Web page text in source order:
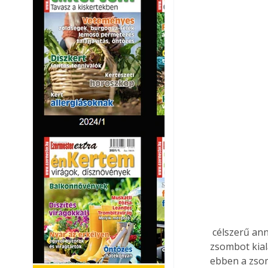
célszerű annak legmélyebb pontjára egy, a szivattyút befogadni képes mélyedést, ún.
zsombot
ebben a